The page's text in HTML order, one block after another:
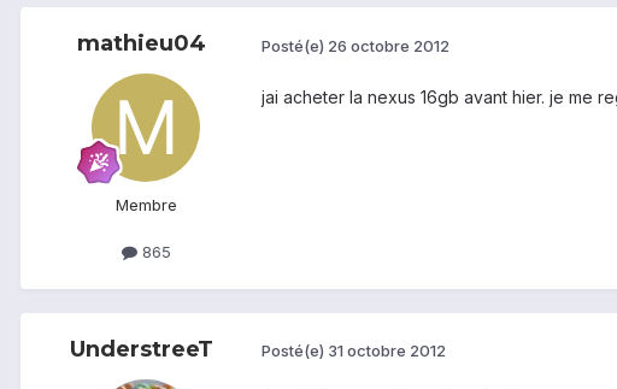
mathieu04
Membre
865
Posté(e) 26 octobre 2012
jai acheter la nexus 16gb avant hier. je me
UnderstreeT Posté(e) 31 octobre 2012